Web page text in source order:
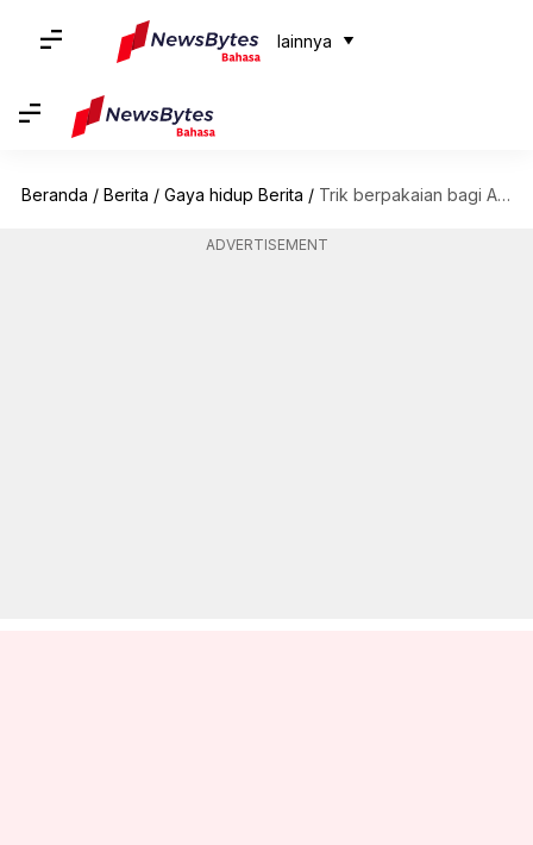
lainnya
Beranda / Berita / Gaya hidup Berita / Trik berpakaian bagi Anda yang memiliki perut buncit
ADVERTISEMENT